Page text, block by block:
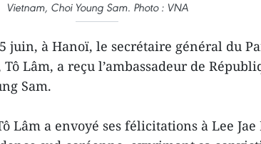
Vietnam, Choi Young Sam. Photo : VNA
juin, à Hanoï, le secrétaire général du
Lâm, a reçu l’ambassadeur de
Sam.
Lâm a envoyé ses félicitations à Lee